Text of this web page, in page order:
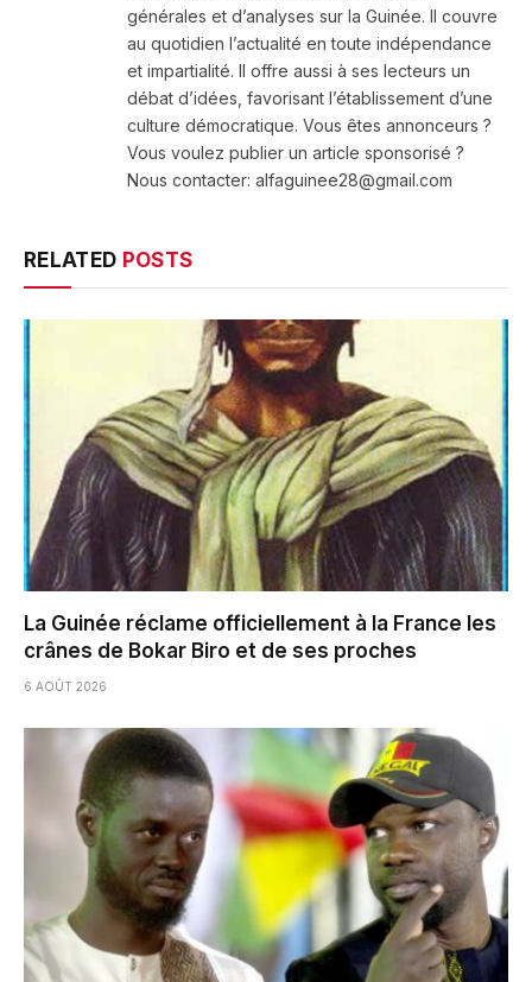
générales et d’analyses sur la Guinée. Il couvre
au quotidien l’actualité en toute indépendance
et impartialité. Il offre aussi à ses lecteurs un
débat d’idées, favorisant l’établissement d’une
culture démocratique. Vous êtes annonceurs ?
Vous voulez publier un article sponsorisé ?
Nous contacter: alfaguinee28@gmail.com
RELATED POSTS
La Guinée réclame officiellement à la France les
crânes de Bokar Biro et de ses proches
6 AOÛT 2026